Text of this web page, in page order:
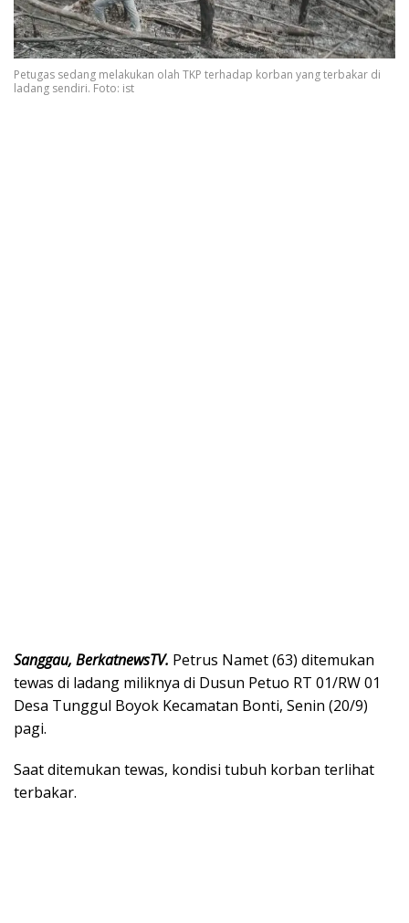
Petugas sedang melakukan olah TKP terhadap korban yang terbakar di
ladang sendiri. Foto: ist
Sanggau, BerkatnewsTV. Petrus Namet (63) ditemukan
tewas di ladang miliknya di Dusun Petuo RT 01/RW 01
Desa Tunggul Boyok Kecamatan Bonti, Senin (20/9)
pagi.
Saat ditemukan tewas, kondisi tubuh korban terlihat
terbakar.